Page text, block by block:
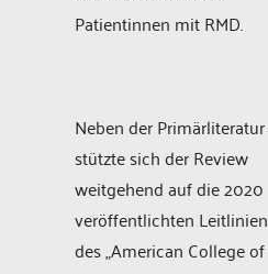
Patientinnen mit RMD.
Neben der Primärliteratur
stützte sich der Review
weitgehend auf die 2020
veröffentlichten Leitlinien
des „American College of